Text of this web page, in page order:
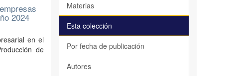
2024
en el
de
Materias
Esta colección
Por fecha de publicación
Autores